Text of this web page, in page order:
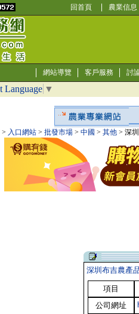
回首頁 農業信息
網站導覽 客戶服務 討
Language ▼
> 入口網站 > 批發市場 > 中國 > 其他 > 深
深圳布吉農產
項目
公司網址